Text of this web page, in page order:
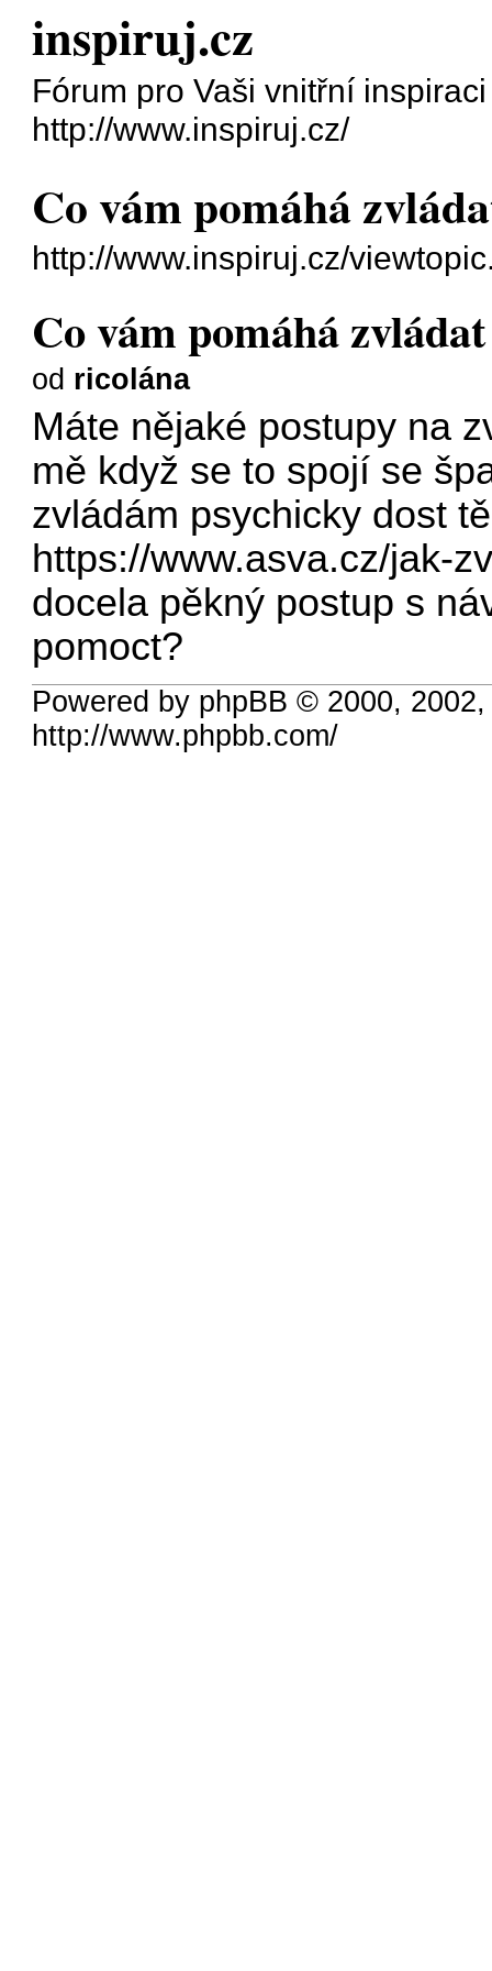
inspiruj.cz
Fórum pro Vaši vnitřní
http://www.inspiruj.cz/
Co vám pomáhá
http://www.inspiruj.cz/
Co vám pomáhá
od ricolána
Máte nějaké postupy na
mě když se to spojí se
zvládám psychicky dost
https://www.asva.cz/jak-
docela pěkný postup s
pomoct?
Powered by phpBB © 2000,
http://www.phpbb.com/